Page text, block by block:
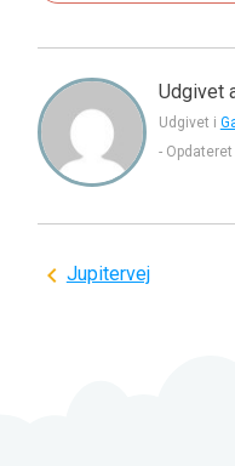
Udgivet
Udgivet i
- Opdateret
Jupitervej